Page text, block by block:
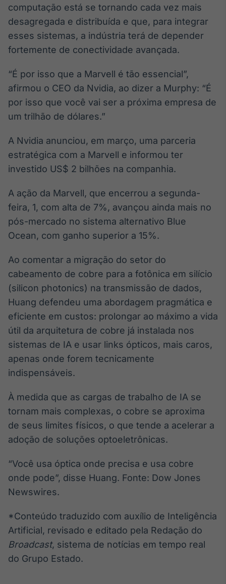
Broadcast
Curadoria
Curadoria de
conteúdos
noticiosos
Soluções de
Tecnologia
Broadcast
Radar
conteúdos
Fundos
plataforma para
analisar fundos
de investimento
no Brasil
IA
BroadFast
Em breve
Investimentos
Em breve
Tokenização
de ativos
Crédito
computação está se tornando cada vez mais
desagregada e distribuída e que, para integrar
esses sistemas, a indústria terá de depender
fortemente de conectividade avançada.
“É por isso que a Marvell é tão essencial”,
afirmou o CEO da Nvidia, ao dizer a Murphy: “É
por isso que você vai ser a próxima empresa de
um trilhão de dólares.”
A Nvidia anunciou, em março, uma parceria
estratégica com a Marvell e informou ter
investido US$ 2 bilhões na companhia.
A ação da Marvell, que encerrou a segunda-
feira, 1, com alta de 7%, avançou ainda mais no
pós-mercado no sistema alternativo Blue
Ocean, com ganho superior a 15%.
Ao comentar a migração do setor do
cabeamento de cobre para a fotônica em silício
(silicon photonics) na transmissão de dados,
Huang defendeu uma abordagem pragmática e
eficiente em custos: prolongar ao máximo a vida
útil da arquitetura de cobre já instalada nos
sistemas de IA e usar links ópticos, mais caros,
apenas onde forem tecnicamente
indispensáveis.
À medida que as cargas de trabalho de IA se
tornam mais complexas, o cobre se aproxima
de seus limites físicos, o que tende a acelerar a
adoção de soluções optoeletrônicas.
“Você usa óptica onde precisa e usa cobre
onde pode”, disse Huang. Fonte: Dow Jones
Newswires.
*Conteúdo traduzido com auxílio de Inteligência
Artificial, revisado e editado pela Redação do
Broadcast, sistema de notícias em tempo real
do Grupo Estado.